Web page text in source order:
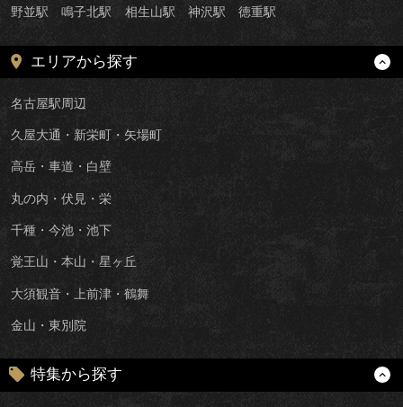
野並駅 鳴子北駅 相生山駅 神沢駅 徳重駅
エリアから探す
名古屋駅周辺
久屋大通・新栄町・矢場町
高岳・車道・白壁
丸の内・伏見・栄
千種・今池・池下
覚王山・本山・星ヶ丘
大須観音・上前津・鶴舞
金山・東別院
特集から探す